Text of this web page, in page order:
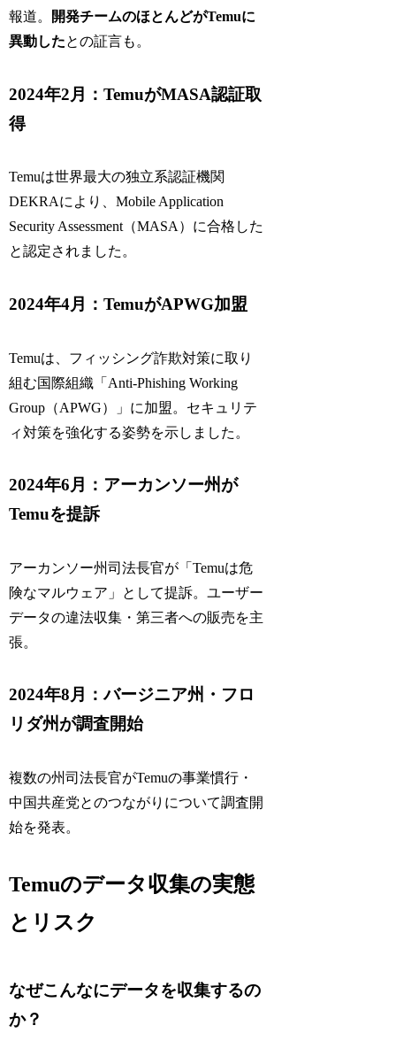
報道。
開発チームのほとんどがTemuに
異動したとの証言も。
2024年2月：TemuがMASA認証取
得
Temuは世界最大の独立系認証機関
DEKRAにより、Mobile Application
Security Assessment（MASA）に合格した
と認定されました。
2024年4月：TemuがAPWG加盟
Temuは、フィッシング詐欺対策に取り
組む国際組織「Anti-Phishing Working
Group（APWG）」に加盟。セキュリテ
ィ対策を強化する姿勢を示しました。
2024年6月：アーカンソー州が
Temuを提訴
アーカンソー州司法長官が「Temuは危
険なマルウェア」として提訴。ユーザー
データの違法収集・第三者への販売を主
張。
2024年8月：バージニア州・フロ
リダ州が調査開始
複数の州司法長官がTemuの事業慣行・
中国共産党とのつながりについて調査開
始を発表。
Temuのデータ収集の実態
とリスク
なぜこんなにデータを収集するの
か？